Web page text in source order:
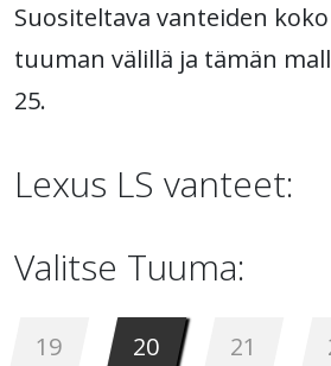
Suositeltava vanteiden
tuuman välillä ja tämän
25.
Lexus LS vanteet:
Valitse Tuuma:
19 20 21